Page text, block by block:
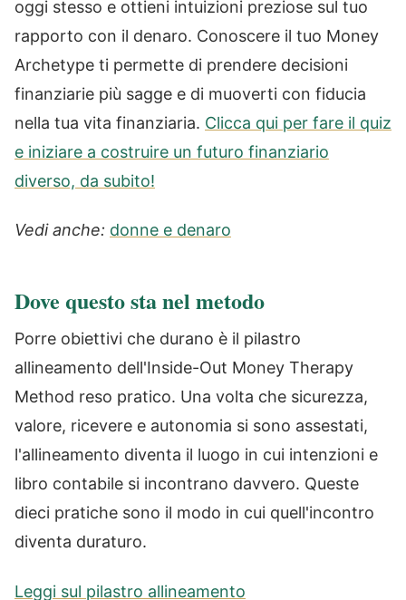
oggi stesso e ottieni intuizioni preziose sul tuo
rapporto con il denaro. Conoscere il tuo Money
Archetype ti permette di prendere decisioni
finanziarie più sagge e di muoverti con fiducia
nella tua vita finanziaria. Clicca qui per fare il quiz
e iniziare a costruire un futuro finanziario
diverso, da subito!
Vedi anche: donne e denaro
Dove questo sta nel metodo
Porre obiettivi che durano è il pilastro
allineamento dell'Inside-Out Money Therapy
Method reso pratico. Una volta che sicurezza,
valore, ricevere e autonomia si sono assestati,
l'allineamento diventa il luogo in cui intenzioni e
libro contabile si incontrano davvero. Queste
dieci pratiche sono il modo in cui quell'incontro
diventa duraturo.
Leggi sul pilastro allineamento